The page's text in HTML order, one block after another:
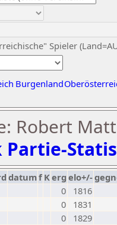
Spieler
Burgenland
Robert
Partie-
datumf Kerg elo+/-
0
1816
0
1831
0
1829